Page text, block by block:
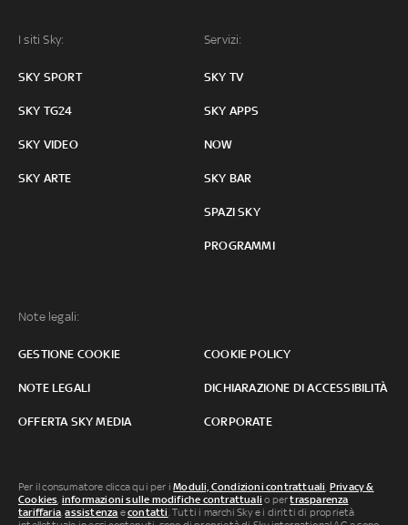
I siti Sky:
SKY SPORT
SKY TG24
SKY VIDEO
SKY ARTE
Servizi:
SKY TV
SKY APPS
NOW
SKY BAR
SPAZI SKY
PROGRAMMI
Note legali:
GESTIONE COOKIE COOKIE POLICY
NOTE LEGALI DICHIARAZIONE DI ACCESSIBILITÀ
OFFERTA SKY MEDIA CORPORATE
Per il consumatore clicca qui per iModuli, Condizioni contrattuali, Privacy &
Cookies, informazioni sulle modifiche contrattuali o pertrasparenza
tariffaria,assistenza econtatti. Tutti i marchi Sky e i diritti di proprietà